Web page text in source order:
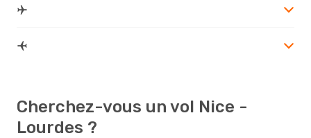
Cherchez-vous un vol Nice -
Lourdes ?